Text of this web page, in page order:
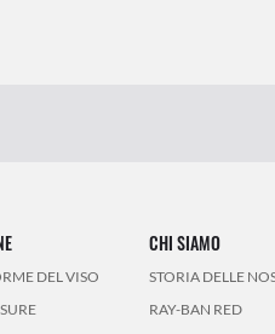
DEL VISO
CHI SIAMO
STORIA DELLE
RAY-BAN RED